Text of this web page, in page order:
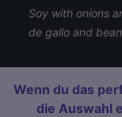
Soy with onions
de gallo and
Wenn du das
die Auswahl